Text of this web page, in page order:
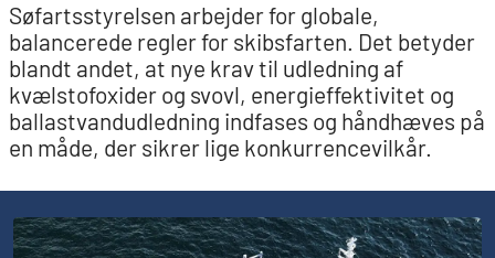
Søfartsstyrelsen arbejder for globale,
balancerede regler for skibsfarten. Det betyder
blandt andet, at nye krav til udledning af
kvælstofoxider og svovl, energieffektivitet og
ballastvandudledning indfases og håndhæves på
en måde, der sikrer lige konkurrencevilkår.